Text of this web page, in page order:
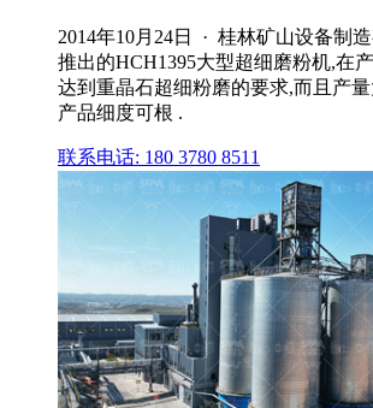
2014年10月24日 · 桂林矿山设备制
推出的HCH1395大型超细磨粉机,在
达到重晶石超细粉磨的要求,而且产
产品细度可根 .
联系电话: 180 3780 8511